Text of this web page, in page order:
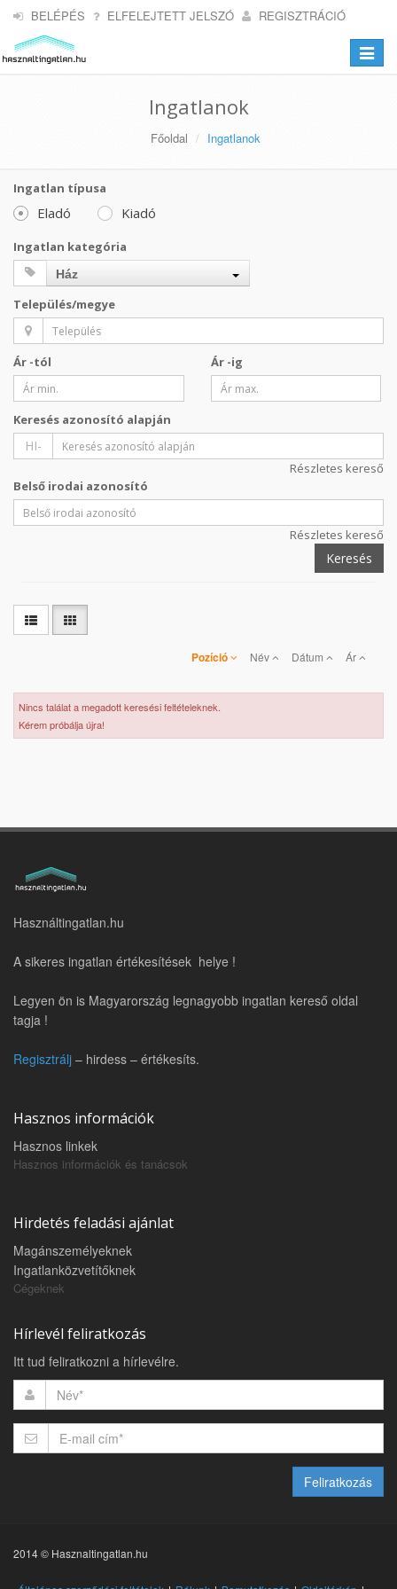
BELÉPÉS ELFELEJTETT JELSZÓ REGISZTRÁCIÓ
Toggle
Ingatlanok
Főoldal Ingatlanok
Ingatlan típusa
Eladó Kiadó
Ingatlan kategória
Ház
Település/megye
Ár -tól Ár -ig
Keresés azonosító alapján
HI-
Részletes kereső
Belső irodai azonosító
Részletes kereső
Keresés
Pozíció Név Dátum Ár
Nincs találat a megadott keresési feltételeknek.
Kérem próbálja újra!
Használtingatlan.hu
A sikeres ingatlan értékesítések helye !
Legyen ön is Magyarország legnagyobb ingatlan kereső oldal
tagja !
Regisztrálj – hirdess – értékesíts.
Hasznos információk
Hasznos linkek
Hasznos információk és tanácsok
Hirdetés feladási ajánlat
Magánszemélyeknek
Ingatlanközvetítőknek
Cégeknek
Hírlevél feliratkozás
Itt tud feliratkozni a hírlevélre.
Feliratkozás
2014 © Hasznaltingatlan.hu